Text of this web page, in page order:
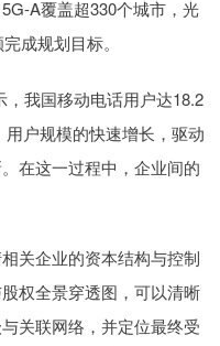
A覆盖超330个城市，光
成规划目标。
我国移动电话用户达18.2
户规模的快速增长，驱动
在这一过程中，企业间的
关企业的资本结构与控制
权全景穿透图，可以清晰
关联网络，并定位最终受